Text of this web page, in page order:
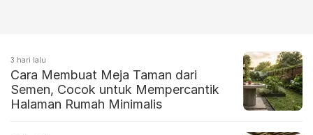
3 hari lalu
Cara Membuat Meja Taman dari
Semen, Cocok untuk Mempercantik
Halaman Rumah Minimalis